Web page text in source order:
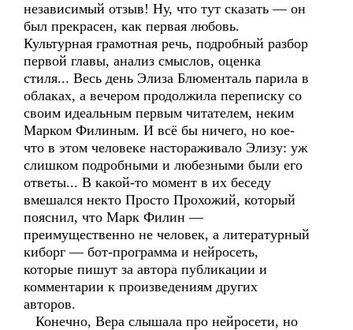
независимый отзыв! Ну, что тут сказать — он
был прекрасен, как первая любовь.
Культурная грамотная речь, подробный разбор
первой главы, анализ смыслов, оценка
стиля... Весь день Элиза Блюменталь парила в
облаках, а вечером продолжила переписку со
своим идеальным первым читателем, неким
Марком Филиным. И всё бы ничего, но кое-
что в этом человеке настораживало Элизу: уж
слишком подробными и любезными были его
ответы... В какой-то момент в их беседу
вмешался некто Просто Прохожий, который
пояснил, что Марк Филин —
преимущественно не человек, а литературный
киборг — бот-программа и нейросеть,
которые пишут за автора публикации и
комментарии к произведениям других
авторов.
Конечно, Вера слышала про нейросети, но